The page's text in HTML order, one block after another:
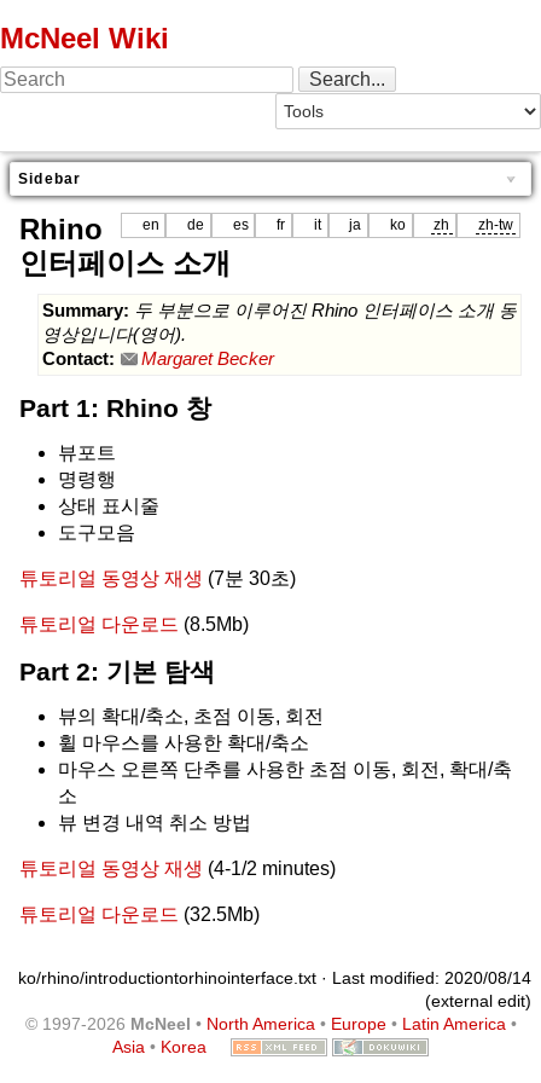
McNeel Wiki
Sidebar
en de es fr it ja ko zh zh-tw
Rhino
인터페이스 소개
Summary: 두 부분으로 이루어진 Rhino 인터페이스 소개 동
영상입니다(영어).
Contact:
Margaret Becker
Part 1: Rhino 창
뷰포트
명령행
상태 표시줄
도구모음
튜토리얼 동영상 재생 (7분 30초)
튜토리얼 다운로드 (8.5Mb)
Part 2: 기본 탐색
뷰의 확대/축소, 초점 이동, 회전
휠 마우스를 사용한 확대/축소
마우스 오른쪽 단추를 사용한 초점 이동, 회전, 확대/축
소
뷰 변경 내역 취소 방법
튜토리얼 동영상 재생 (4-1/2 minutes)
튜토리얼 다운로드 (32.5Mb)
ko/rhino/introductiontorhinointerface.txt · Last modified: 2020/08/14
(external edit)
© 1997-2026 McNeel • North America • Europe• Latin America •
Asia • Korea